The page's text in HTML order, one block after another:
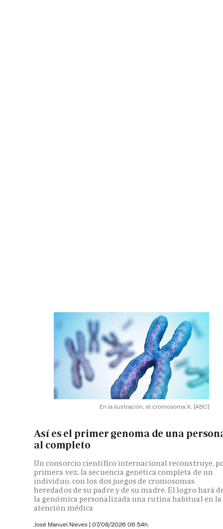
En la ilustración, el cromosoma X. (ABC)
Así es el primer genoma de una
al completo
Un consorcio científico internacional reconstruye,
primera vez, la secuencia genética completa de un
individuo, con los dos juegos de cromosomas
heredados de su padre y de su madre. El logro hará
la genómica personalizada una rutina habitual en la
atención médica
José Manuel Nieves | 07/08/2026 06:54h.